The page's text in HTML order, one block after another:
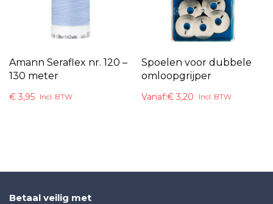
Amann Seraflex nr. 120 –
130 meter
€ 3,95 Incl. BTW
Spoelen voor dubbele
omloopgrijper
Vanaf:€3,20 Incl. BTW
Betaal veilig met